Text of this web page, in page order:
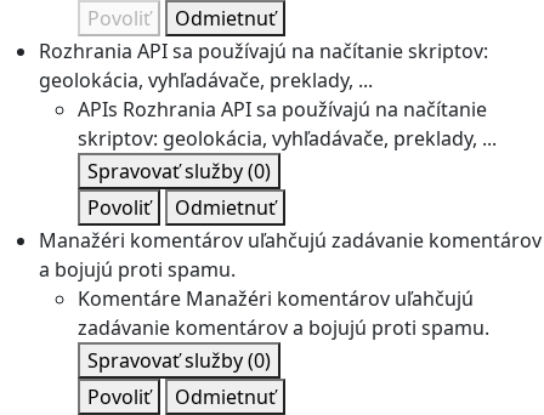
Povoliť
Odmietnuť
Rozhrania API sa používajú na načítanie skriptov:
geolokácia, vyhľadávače, preklady, ...
APIs Rozhrania API sa používajú na načítanie
skriptov: geolokácia, vyhľadávače, preklady, ...
Spravovať služby(0)
Povoliť
Odmietnuť
Manažéri komentárov uľahčujú zadávanie komentárov
a bojujú proti spamu.
Komentáre Manažéri komentárov uľahčujú
zadávanie komentárov a bojujú proti spamu.
Spravovať služby(0)
Povoliť
Odmietnuť